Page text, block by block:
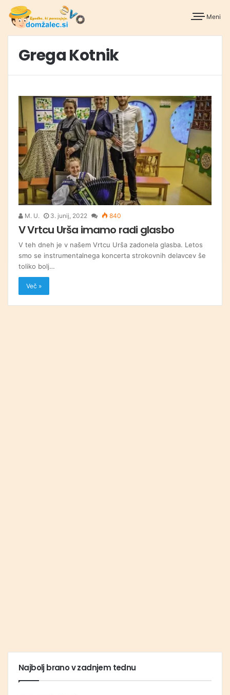
Meni
Grega Kotnik
M. U. 3. junij, 2022 840
V Vrtcu Urša imamo radi glasbo
V teh dneh je v našem Vrtcu Urša zadonela glasba. Letos
smo se instrumentalnega koncerta strokovnih delavcev še
toliko bolj…
Več »
Najbolj brano v zadnjem tednu